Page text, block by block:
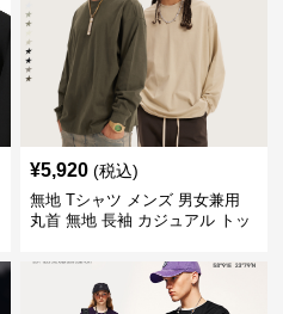
¥5,920 (税込)
無地 Tシャツ メンズ 男女兼用
丸首 無地 長袖 カジュアル トッ